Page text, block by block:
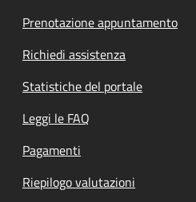
Prenotazione appuntamento
Richiedi assistenza
Statistiche del portale
Leggi le FAQ
Pagamenti
Riepilogo valutazioni